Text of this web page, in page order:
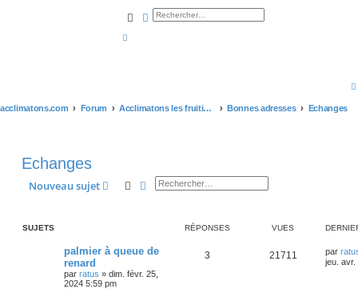
Rechercher
Recherche avancée
acclimatons.com Forum Acclimatons les fruitiers ! Bonnes adresses Echanges
Echanges
Nouveau sujet Rechercher
Recherche avancée
SUJETS RÉPONSES VUES
palmier à queue de
renard
par ratus » dim. févr. 25,
2024 5:59 pm
3 21711 par
jeu. avr.